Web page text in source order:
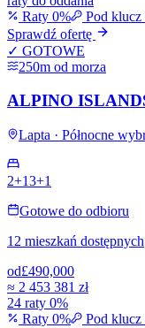
Raty 0%
Pod klucz
Sprawdź ofertę
✓ GOTOWE
250m od morza
ALPINO
Lapta · Północne
2+13+1
Gotowe do odbioru
12 mieszkań dostępnych
od£490,000
≈ 2 453 381 zł
24 raty 0%
Raty 0%
Pod klucz